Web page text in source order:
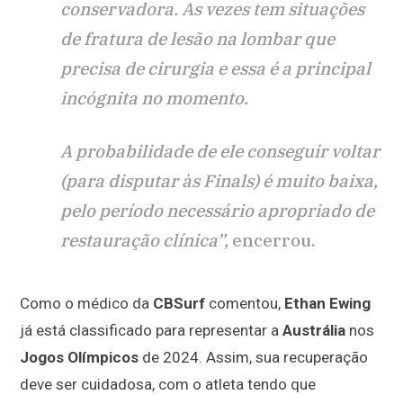
conservadora. As vezes tem situações
de fratura de lesão na lombar que
precisa de cirurgia e essa é a principal
incógnita no momento.
A probabilidade de ele conseguir voltar
(para disputar às Finals) é muito baixa,
pelo período necessário apropriado de
restauração clínica”, encerrou.
Como o médico da CBSurf comentou, Ethan Ewing
já está classificado para representar a Austrália nos
Jogos Olímpicos de 2024. Assim, sua recuperação
deve ser cuidadosa, com o atleta tendo que